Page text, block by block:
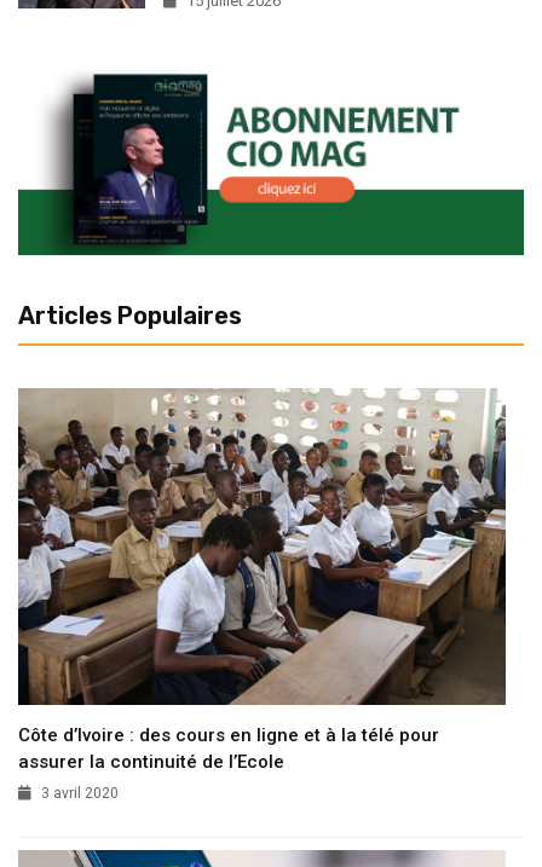
Articles Populaires
Côte d’Ivoire : des cours en ligne et à la télé pour
assurer la continuité de l’Ecole
3 avril 2020